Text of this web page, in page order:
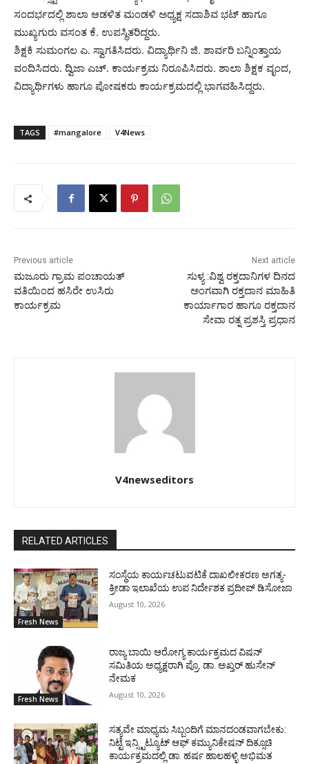
ಸಂದರ್ಭದಲ್ಲಿ ಶಾಲಾ ಆಡಳಿತ ಮಂಡಳಿ ಅಧ್ಯಕ್ಷ ಸದಾಶಿವ ಭಟ್ ಹಾಗೂ
ಮುಖ್ಯಗುರು ವಸಂತ ಕೆ. ಉಪಸ್ಥಿತರಿದ್ದರು.
ಶಿಕ್ಷಕಿ ಸುಮಂಗಲ ಎ. ಸ್ವಾಗತಿಸಿದರು. ವಿದ್ಯಾರ್ಥಿನಿ ಜಿ. ಶಾರ್ವರಿ ಬನ್ನಿಂತ್ತಾಯ
ವಂದಿಸಿದರು. ದ್ವಿಜಾ ಎಚ್. ಕಾರ್ಯಕ್ರಮ ನಿರೂಪಿಸಿದರು. ಶಾಲಾ ಶಿಕ್ಷಕ ವೃಂದ,
ವಿದ್ಯಾರ್ಥಿಗಳು ಹಾಗೂ ಪೋಷಕರು ಕಾರ್ಯಕ್ರಮದಲ್ಲಿ ಭಾಗವಹಿಸಿದ್ದರು.
TAGS #mangalore V4News
Previous article
ಮಜೂರು ಗ್ರಾಮ ಪಂಚಾಯತ್
ವತಿಯಿಂದ ಹಸಿರೇ ಉಸಿರು
ಕಾರ್ಯಕ್ರಮ
Next article
ಸುಳ್ಯ :ವಿಶ್ವ ರಕ್ತದಾನಿಗಳ ದಿನದ
ಅಂಗವಾಗಿ ರಕ್ತದಾನ ಮಾಹಿತಿ
ಕಾರ್ಯಾಗಾರ ಹಾಗೂ ರಕ್ತದಾನ
ಸೇವಾ ರತ್ನ ಪ್ರಶಸ್ತಿ ಪ್ರಧಾನ
V4newseditors
RELATED ARTICLES
Fresh News
ಸಂಸ್ಥೆಯ ಕಾರ್ಯಚಟುವಟಿಕೆ ದಾಖಲೀಕರಣ ಅಗತ್ಯ-
ಕ್ರೀಡಾ ಇಲಾಖೆಯ ಉಪ ನಿರ್ದೇಶಕ ಪ್ರದೀಪ್ ಡಿಸೋಜಾ
August 10, 2026
Fresh News
ರಾಜ್ಯ ಬಾಯಿ ಆರೋಗ್ಯ ಕಾರ್ಯಕ್ರಮದ ವಿಷನ್
ಸಮಿತಿಯ ಅಧ್ಯಕ್ಷರಾಗಿ ಪ್ರೊ. ಡಾ. ಅಖ್ತರ್ ಹುಸೇನ್
ನೇಮಕ
August 10, 2026
ಸತ್ಯವೇ ಮಾಧ್ಯಮ ಸಿಬ್ಬಂದಿಗೆ ಮಾನದಂಡವಾಗಬೇಕು:
ನಿಟ್ಟೆ ಇನ್ಸ್ಟಿಟ್ಯೂಟ್ ಆಫ್ ಕಮ್ಯುನಿಕೇಷನ್ ದಿಕ್ಸೂಚಿ
ಕಾರ್ಯಕ್ರಮದಲ್ಲಿ ಡಾ. ಹರ್ಷ ಹಾಲಹಳ್ಳಿ ಅಭಿಮತ